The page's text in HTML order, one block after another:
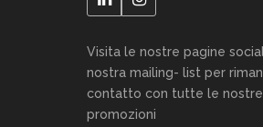
Visita le nostre pagine
nostra mailing- list per
contatto con tutte le
promozioni